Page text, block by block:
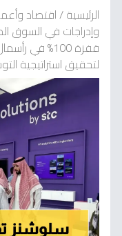
الرئيسية/اقتصاد
وإدراجات في السوق
لتحقيق استراتيجية